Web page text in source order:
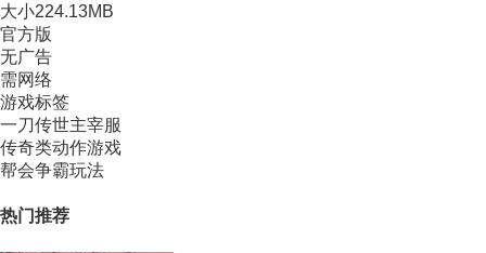
大小224.13MB
官方版
无广告
需网络
游戏标签
一刀传世主宰服
传奇类动作游戏
帮会争霸玩法
热门推荐